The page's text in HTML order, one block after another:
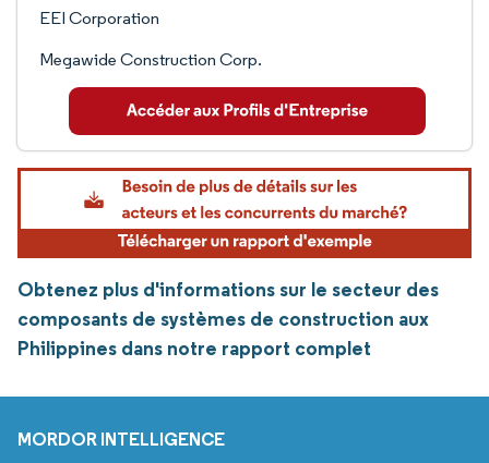
EEI Corporation
Megawide Construction Corp.
Obtenez plus d'informations sur le secteur des
composants de systèmes de construction aux
Philippines dans notre rapport complet
MORDOR INTELLIGENCE